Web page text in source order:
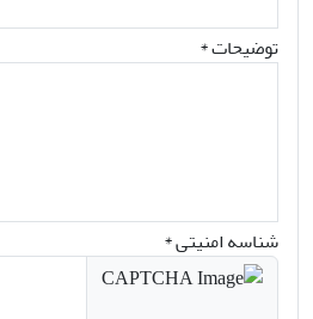
توضیحات *
شناسه امنیتی *